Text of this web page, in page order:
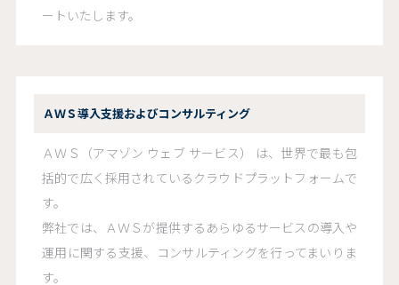
ートいたします。
ＡＷＳ導入支援およびコンサルティング
ＡＷＳ（アマゾン ウェブ サービス） は、世界で最も包
括的で広く採用されているクラウドプラットフォームで
す。
弊社では、ＡＷＳが提供するあらゆるサービスの導入や
運用に関する支援、コンサルティングを行ってまいりま
す。